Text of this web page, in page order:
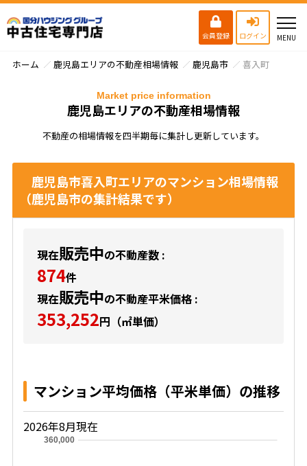
会員登録 ログイン
ホーム 鹿児島エリアの不動産相場情報 鹿児島市 喜入町
鹿児島エリアの不動産相場情報
Market price information
不動産の相場情報を四半期毎に集計し更新しています。
鹿児島市喜入町エリアのマンション相場情報
（鹿児島市の集計結果です）
現在販売中の不動産数 :
874件
現在販売中の不動産平米価格 :
353,252円（㎡単価）
マンション平均価格（平米単価）の推移
2026年8月現在
360,000